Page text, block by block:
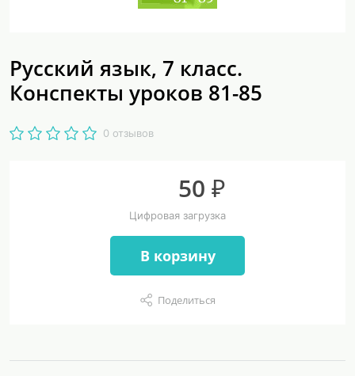
Русский язык, 7 класс.
Конспекты уроков 81-85
0 отзывов
50 ₽
Цифровая загрузка
В корзину
Поделиться